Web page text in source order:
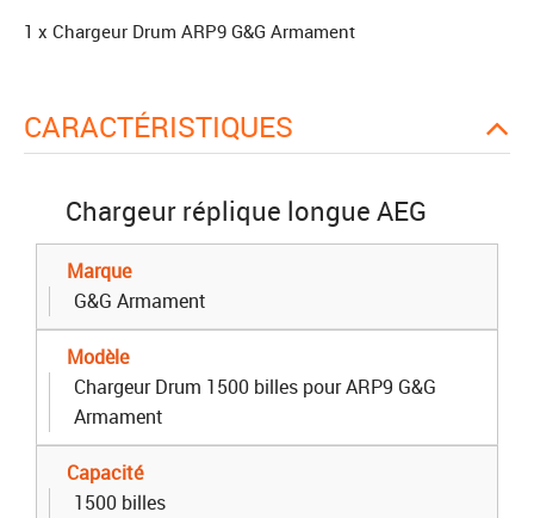
1 x Chargeur Drum ARP9 G&G Armament
CARACTÉRISTIQUES
Chargeur réplique longue AEG
Marque
G&G Armament
Modèle
Chargeur Drum 1500 billes pour ARP9 G&G
Armament
Capacité
1500 billes